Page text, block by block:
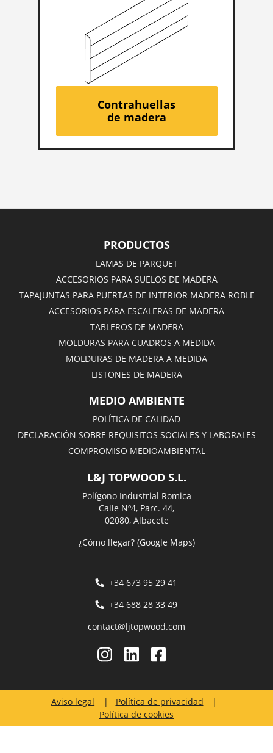
Contrahuellas
de madera
PRODUCTOS
LAMAS DE PARQUET
ACCESORIOS PARA SUELOS DE MADERA
TAPAJUNTAS PARA PUERTAS DE INTERIOR MADERA ROBLE
ACCESORIOS PARA ESCALERAS DE MADERA
TABLEROS DE MADERA
MOLDURAS PARA CUADROS A MEDIDA
MOLDURAS DE MADERA A MEDIDA
LISTONES DE MADERA
MEDIO AMBIENTE
POLÍTICA DE CALIDAD
DECLARACIÓN SOBRE REQUISITOS SOCIALES Y LABORALES
COMPROMISO MEDIOAMBIENTAL
L&J TOPWOOD S.L.
Polígono Industrial Romica
Calle Nº4, Parc. 44,
02080, Albacete
¿Cómo llegar? (Google Maps)
+34 673 95 29 41
+34 688 28 33 49
contact@ljtopwood.com
Aviso legal
Política de privacidad
Política de cookies